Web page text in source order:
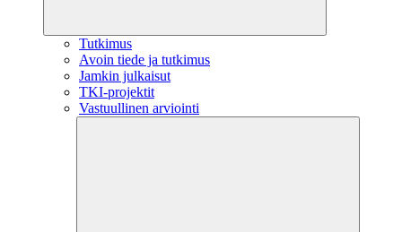
Tutkimus
Avoin tiede ja tutkimus
Jamkin julkaisut
TKI-projektit
Vastuullinen arviointi